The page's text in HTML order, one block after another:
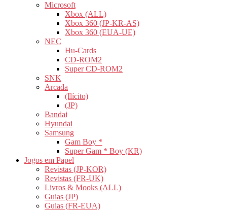
Microsoft
Xbox (ALL)
Xbox 360 (JP-KR-AS)
Xbox 360 (EUA-UE)
NEC
Hu-Cards
CD-ROM2
Super CD-ROM2
SNK
Arcada
(Ilícito)
(JP)
Bandai
Hyundai
Samsung
Gam Boy *
Super Gam * Boy (KR)
Jogos em Papel
Revistas (JP-KOR)
Revistas (FR-UK)
Livros & Mooks (ALL)
Guias (JP)
Guias (FR-EUA)